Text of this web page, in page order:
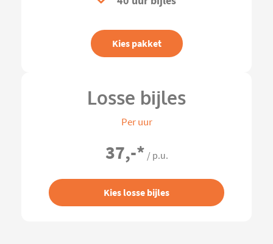
Kies pakket
Losse bijles
Per uur
37,-* / p.u.
Kies losse bijles